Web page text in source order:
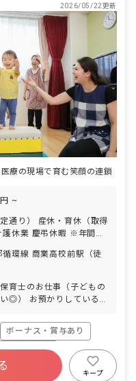
2026/05/22更新
療の現場で育む笑顔の連鎖
~
通り） 産休・育休（取得
護休業 慶弔休暇 ※年間休
循環線 商業高校前駅（徒
育士のお仕事（子どもの
◎） お預かりしている子
泄・清潔・衣類の着脱等
じた社会性の装着 ・行事
お知らせの作成
ボーナス・賞与あり
利厚生充実
産休育休制度
キープ